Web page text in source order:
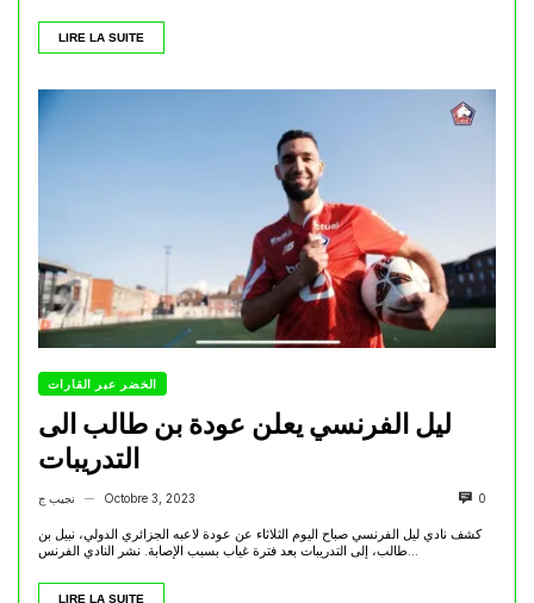
LIRE LA SUITE
الخضر عبر القارات
ليل الفرنسي يعلن عودة بن طالب الى
التدريبات
نجيب ج — Octobre 3, 2023 0
كشف نادي ليل الفرنسي صباح اليوم الثلاثاء عن عودة لاعبه الجزائري الدولي، نبيل بن
طالب، إلى التدريبات بعد فترة غياب بسبب الإصابة. نشر النادي الفرنس...
LIRE LA SUITE